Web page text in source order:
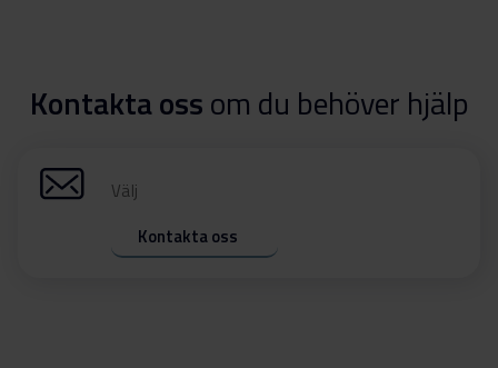
Kontakta ossom du behöver hjälp
Välj
Kontakta oss